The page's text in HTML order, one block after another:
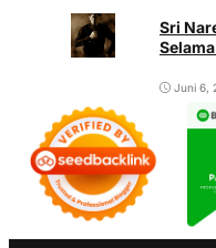
Sri
Juni 6,